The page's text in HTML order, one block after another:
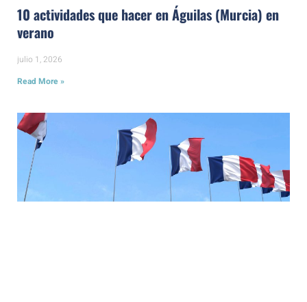
10 actividades que hacer en Águilas (Murcia) en
verano
julio 1, 2026
Read More »